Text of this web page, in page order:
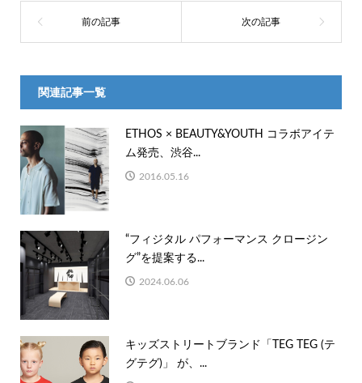
関連記事一覧
ETHOS × BEAUTY&YOUTH コラボアイテ
ム発売、渋谷...
2016.05.16
“フィジタル パフォーマンス クロージン
グ”を提案する...
2024.06.06
キッズストリートブランド「TEG TEG (テ
グテグ)」 が、...